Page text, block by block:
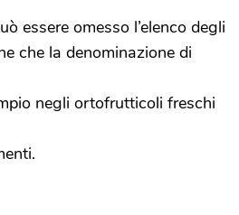
essere omesso l’elenco degli
che la denominazione di
negli ortofrutticoli freschi